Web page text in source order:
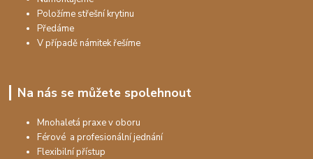
Položíme střešní krytinu
Předáme
V případě námitek řešíme
Na nás se můžete spolehnout
Mnohaletá praxe v oboru
Férové a profesionální jednání
Flexibilní přístup